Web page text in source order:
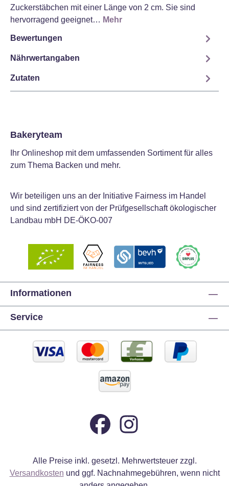
Zuckerstäbchen mit einer Länge von 2 cm. Sie sind
hervorragend geeignet… Mehr
Bewertungen
Nährwertangaben
Zutaten
Bakeryteam
Ihr Onlineshop mit dem umfassenden Sortiment für alles
zum Thema Backen und mehr.
Wir beteiligen uns an der Initiative Fairness im Handel
und sind zertifiziert von der Prüfgesellschaft ökologischer
Landbau mbH DE-ÖKO-007
Informationen
Service
Alle Preise inkl. gesetzl. Mehrwertsteuer zzgl.
Versandkosten und ggf. Nachnahmegebühren, wenn nicht